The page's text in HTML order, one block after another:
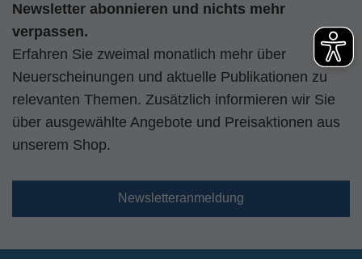
Newsletter abonnieren und nichts mehr
verpassen.
Erfahren Sie zweimal monatlich mehr über
Neuerscheinungen und aktuelle Publikationen zu
relevanten Themen. Zusätzlich informieren wir Sie
über ausgewählte Angebote und Preisaktionen aus
unserem Shop.
Newsletteranmeldung